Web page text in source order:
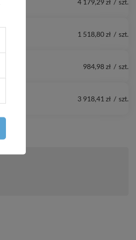
1 518,80 zł / szt.
984,98 zł / szt.
3 918,41 zł / szt.